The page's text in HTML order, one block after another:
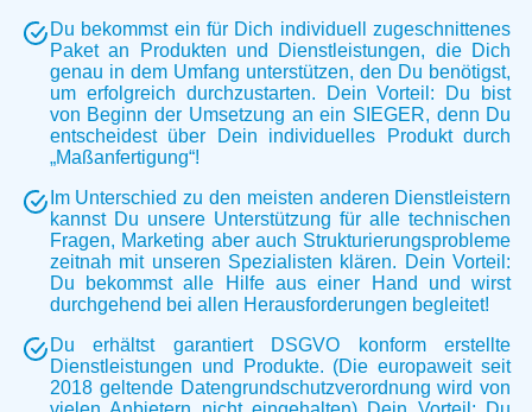
Du bekommst ein für Dich individuell zugeschnittenes
Paket an Produkten und Dienstleistungen, die Dich
genau in dem Umfang unterstützen, den Du benötigst,
um erfolgreich durchzustarten. Dein Vorteil: Du bist
von Beginn der Umsetzung an ein SIEGER, denn Du
entscheidest über Dein individuelles Produkt durch
„Maßanfertigung“!
Im Unterschied zu den meisten anderen Dienstleistern
kannst Du unsere Unterstützung für alle technischen
Fragen, Marketing aber auch Strukturierungsprobleme
zeitnah mit unseren Spezialisten klären. Dein Vorteil:
Du bekommst alle Hilfe aus einer Hand und wirst
durchgehend bei allen Herausforderungen begleitet!
Du erhältst garantiert DSGVO konform erstellte
Dienstleistungen und Produkte. (Die europaweit seit
2018 geltende Datengrundschutzverordnung wird von